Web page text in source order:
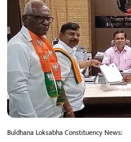
Buldhana Loksabha Constituency News: